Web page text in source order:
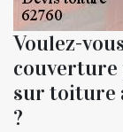
Voulez-
couverture
sur toiture
?